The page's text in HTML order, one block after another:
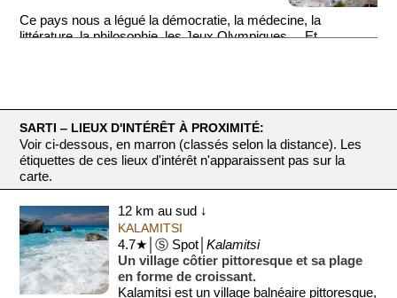
Ce pays nous a légué la démocratie, la médecine, la
littérature, la philosophie, les Jeux Olympiques ... Et
SARTI ‒ LIEUX D'INTÉRÊT À PROXIMITÉ:
Voir ci-dessous, en marron (classés selon la distance). Les
étiquettes de ces lieux d'intérêt n'apparaissent pas sur la
carte.
12 km au sud ↓
KALAMITSI
4.7★│Ⓢ Spot│Kalamitsi
Un village côtier pittoresque et sa plage
en forme de croissant.
Kalamitsi est un village balnéaire pittoresque,